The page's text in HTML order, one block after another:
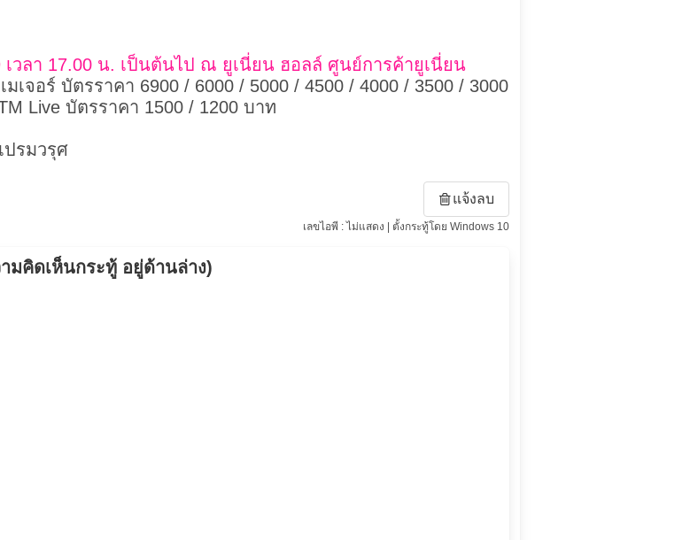
เวลา 17.00 น. เป็นต้นไป ณ ยูเนี่ยน ฮอลล์ ศูนย์การค้ายูเนี่ยน
เจอร์ บัตรราคา 6900 / 6000 / 5000 / 4500 / 4000 / 3500 / 3000
Live บัตรราคา 1500 / 1200 บาท
รมวรุศ
แจ้งลบ
เลขไอพี : ไม่แสดง | ตั้งกระทู้โดย Windows 10
มคิดเห็นกระทู้ อยู่ด้านล่าง)